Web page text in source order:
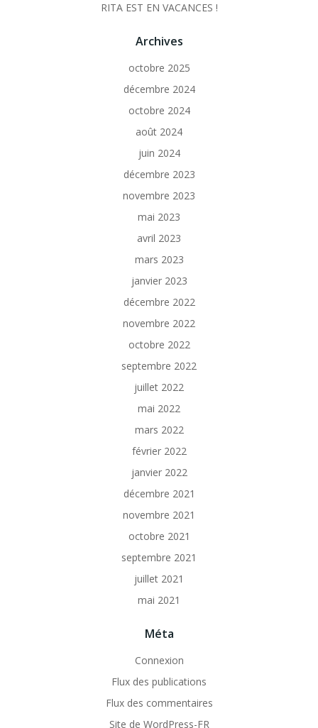
RITA EST EN VACANCES !
Archives
octobre 2025
décembre 2024
octobre 2024
août 2024
juin 2024
décembre 2023
novembre 2023
mai 2023
avril 2023
mars 2023
janvier 2023
décembre 2022
novembre 2022
octobre 2022
septembre 2022
juillet 2022
mai 2022
mars 2022
février 2022
janvier 2022
décembre 2021
novembre 2021
octobre 2021
septembre 2021
juillet 2021
mai 2021
Méta
Connexion
Flux des publications
Flux des commentaires
Site de WordPress-FR